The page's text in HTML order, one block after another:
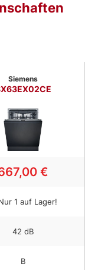
Siemens
€
1 auf Lager!
42 dB
B